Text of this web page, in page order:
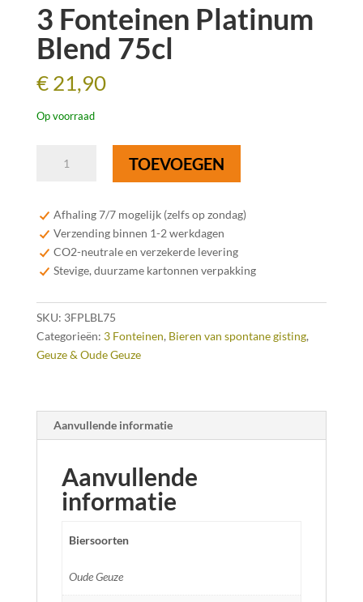
3 Fonteinen Platinum
Blend 75cl
€21,90
Op voorraad
Fonteinen
Blend
75cl
aantal
TOEVOEGEN
Afhaling 7/7 mogelijk (zelfs op zondag)
Verzending binnen 1-2 werkdagen
CO2-neutrale en verzekerde levering
Stevige, duurzame kartonnen verpakking
SKU: 3FPLBL75
Categorieën: 3 Fonteinen, Bieren van spontane gisting,
Geuze & Oude Geuze
Aanvullende informatie
Aanvullende
informatie
Biersoorten
Oude Geuze